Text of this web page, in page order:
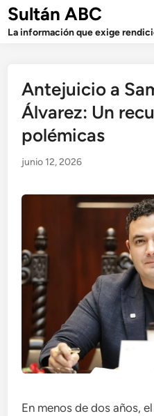
Saltar
contenido
Sultán ABC
La información que exige
Antejuicio a
Álvarez: Un
polémicas
junio 12, 2026
En menos de dos años,